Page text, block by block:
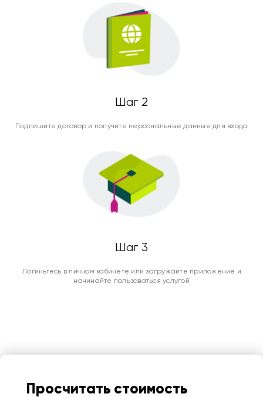
Шаг 2
Подпишите договор и получите персональные данные для входа
Шаг 3
Логиньтесь в личном кабинете или загружайте приложение и
начинайте пользоваться услугой
Просчитать стоимость